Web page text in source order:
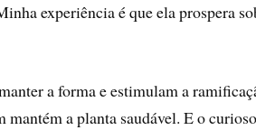
experiência é que ela prospera
a forma e estimulam a
mantém a planta saudável. E o